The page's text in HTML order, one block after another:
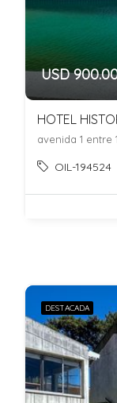
USD
avenida 1 entre
OIL-194524
DESTACADA